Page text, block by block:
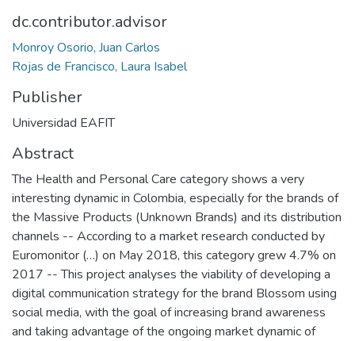
dc.contributor.advisor
Monroy Osorio, Juan Carlos
Rojas de Francisco, Laura Isabel
Publisher
Universidad EAFIT
Abstract
The Health and Personal Care category shows a very
interesting dynamic in Colombia, especially for the brands of
the Massive Products (Unknown Brands) and its distribution
channels -- According to a market research conducted by
Euromonitor (…) on May 2018, this category grew 4.7% on
2017 -- This project analyses the viability of developing a
digital communication strategy for the brand Blossom using
social media, with the goal of increasing brand awareness
and taking advantage of the ongoing market dynamic of